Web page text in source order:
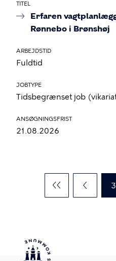
TITEL
Erfaren
Rønnebo i Brønshøj
ARBEJDSTID
Fuldtid
JOBTYPE
Tidsbegrænset job
ANSØGNINGSFRIST
21.08.2026
Sideinddeling
3